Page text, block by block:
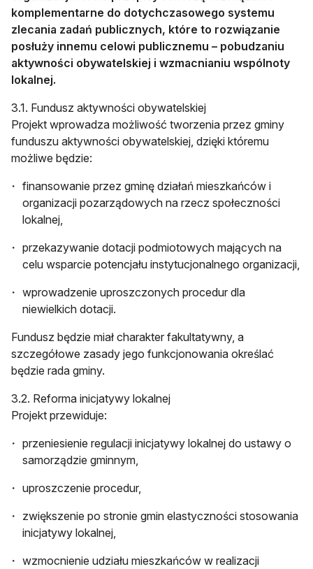
komplementarne do dotychczasowego systemu
zlecania zadań publicznych, które to rozwiązanie
posłuży innemu celowi publicznemu – pobudzaniu
aktywności obywatelskiej i wzmacnianiu wspólnoty
lokalnej.
3.1. Fundusz aktywności obywatelskiej
Projekt wprowadza możliwość tworzenia przez gminy
funduszu aktywności obywatelskiej, dzięki któremu
możliwe będzie:
finansowanie przez gminę działań mieszkańców i
organizacji pozarządowych na rzecz społeczności
lokalnej,
przekazywanie dotacji podmiotowych mających na
celu wsparcie potencjału instytucjonalnego organizacji,
wprowadzenie uproszczonych procedur dla
niewielkich dotacji.
Fundusz będzie miał charakter fakultatywny, a
szczegółowe zasady jego funkcjonowania określać
będzie rada gminy.
3.2. Reforma inicjatywy lokalnej
Projekt przewiduje:
przeniesienie regulacji inicjatywy lokalnej do ustawy o
samorządzie gminnym,
uproszczenie procedur,
zwiększenie po stronie gmin elastyczności stosowania
inicjatywy lokalnej,
wzmocnienie udziału mieszkańców w realizacji